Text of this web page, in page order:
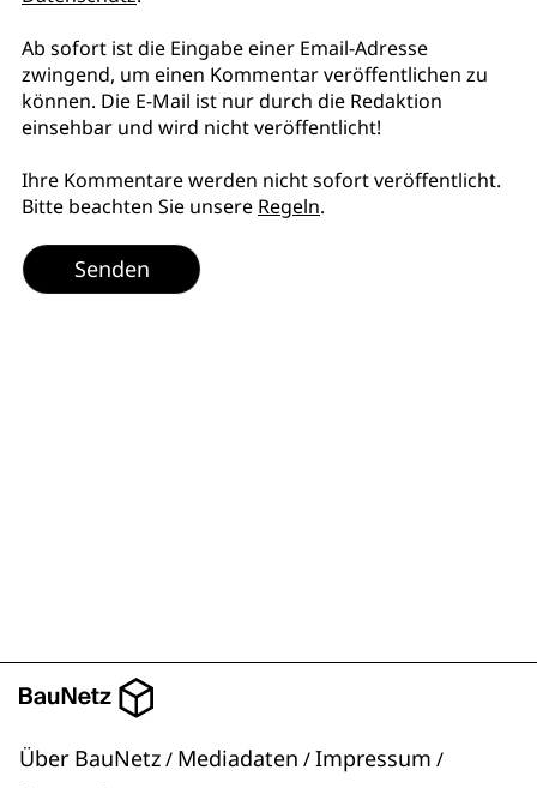
Ab sofort ist die Eingabe einer Email-Adresse
zwingend, um einen Kommentar veröffentlichen zu
können. Die E-Mail ist nur durch die Redaktion
einsehbar und wird nicht veröffentlicht!
Ihre Kommentare werden nicht sofort veröffentlicht.
Bitte beachten Sie unsere Regeln.
Senden
Über BauNetz/ Mediadaten /Impressum /